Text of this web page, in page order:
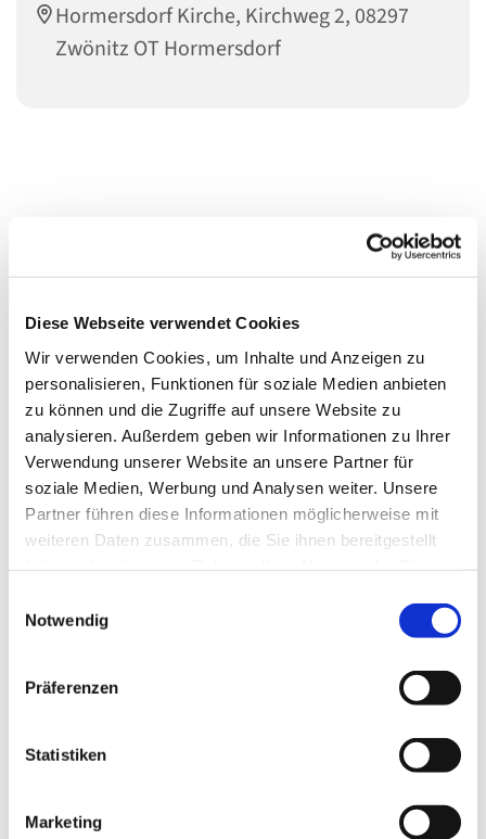
Diese Webseite verwendet Cookies
Wir verwenden Cookies, um Inhalte und Anzeigen zu
personalisieren, Funktionen für soziale Medien anbieten
zu können und die Zugriffe auf unsere Website zu
analysieren. Außerdem geben wir Informationen zu Ihrer
Verwendung unserer Website an unsere Partner für
soziale Medien, Werbung und Analysen weiter. Unsere
Partner führen diese Informationen möglicherweise mit
weiteren Daten zusammen, die Sie ihnen bereitgestellt
Notwendig
Präferenzen
Statistiken
Marketing
Hormersdorf Kirche, Kirchweg 2, 08297
Zwönitz OT Hormersdorf
Dies könnte Sie auch interessieren